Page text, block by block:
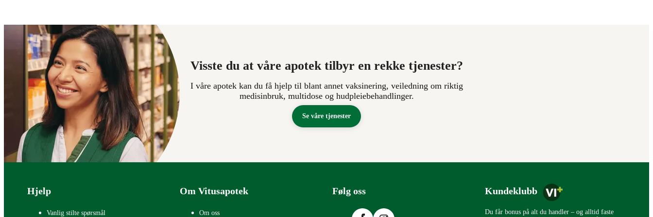
Visste du at våre apotek tilbyr en rekke tjenester?
I våre apotek kan du få hjelp til blant annet vaksinering, veiledning om riktig
medisinbruk, multidose og hudpleiebehandlinger.
Se våre tjenester
Bunntekst
Hjelp
Vanlig stilte spørsmål
Om Vitusapotek
Om oss
Følg oss
FacebookInstagram
Kundeklubb
Du får bonus på alt du handler – og alltid faste